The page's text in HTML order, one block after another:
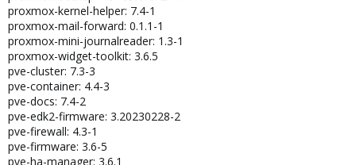
proxmox-kernel-helper: 7.4-1
proxmox-mail-forward: 0.1.1-1
proxmox-mini-journalreader: 1.3-1
proxmox-widget-toolkit: 3.6.5
pve-cluster: 7.3-3
pve-container: 4.4-3
pve-docs: 7.4-2
pve-edk2-firmware: 3.20230228-2
pve-firewall: 4.3-1
pve-firmware: 3.6-5
pve-ha-manager: 3.6.1